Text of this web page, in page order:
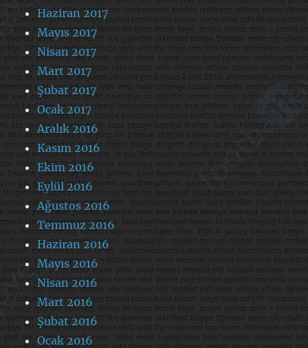
Haziran 2017
Mayıs 2017
Nisan 2017
Mart 2017
Şubat 2017
Ocak 2017
Aralık 2016
Kasım 2016
Ekim 2016
Eylül 2016
Ağustos 2016
Temmuz 2016
Haziran 2016
Mayıs 2016
Nisan 2016
Mart 2016
Şubat 2016
Ocak 2016